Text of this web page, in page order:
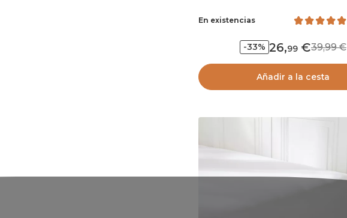
En existencias
-33% 26,99 39,99
Añadir a la cesta